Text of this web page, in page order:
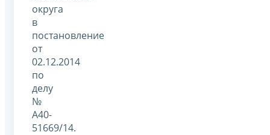
округа
в
постановление
от
02.12.2014
по
делу
№
А40-
51669/14.